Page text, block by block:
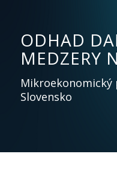
ODHAD
MEDZERY
Slovensko